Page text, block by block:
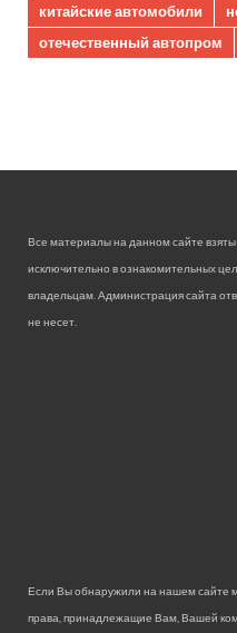
китайские автомобили
отечественный автопром
Все материалы на данном сайте взяты
исключительно в ознакомительных
владельцам. Администрация сайта
не несет.
Если Вы обнаружили на нашем сайте
права, принадлежащие Вам, Вашей